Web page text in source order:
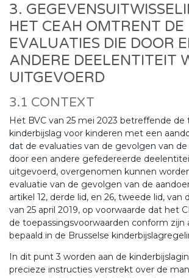
3.
HET CEAH OMTRENT DE
EVALUATIES DIE DOOR
ANDERE DEELENTITEIT
UITGEVOERD
3.1 CONTEXT
Het BVC van 25 mei 2023 betreffende
kinderbijslag voor kinderen met een
dat de evaluaties van de gevolgen van
door een andere gefedereerde
uitgevoerd, overgenomen kunnen
evaluatie van de gevolgen van de
artikel 12, derde lid, en 26, tweede lid, van
van 25 april 2019, op voorwaarde dat het
de toepassingsvoorwaarden conform zijn
bepaald in de Brusselse
In dit punt 3 worden aan de
precieze instructies verstrekt over de